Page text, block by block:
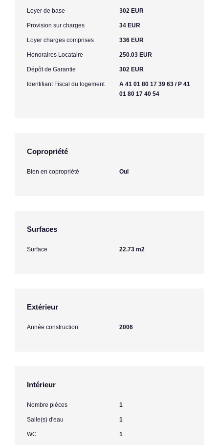
Loyer de base 302 EUR
Provision sur charges 34 EUR
Loyer charges comprises 336 EUR
Honoraires Locataire 250.03 EUR
Dépôt de Garantie 302 EUR
Identifiant Fiscal du logement
A 41 01 80 17 39 63 / P 41
01 80 17 40 54
Copropriété
Bien en copropriété Oui
Surfaces
Surface 22.73 m2
Extérieur
Année construction 2006
Intérieur
Nombre pièces 1
Salle(s) d'eau 1
WC 1